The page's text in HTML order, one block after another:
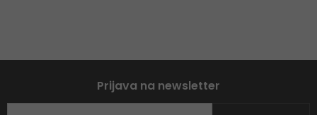
Prijava na newsletter